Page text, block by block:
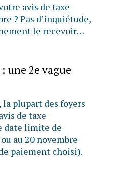
avis de taxe
? Pas d’inquiétude,
le recevoir…
une 2e vague
plupart des foyers
de taxe
date limite de
au 20 novembre
paiement choisi).